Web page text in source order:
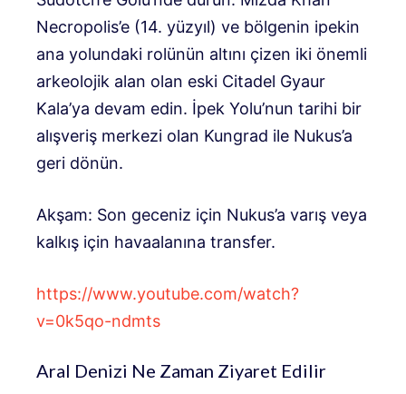
Necropolis’e (14. yüzyıl) ve bölgenin ipekin
ana yolundaki rolünün altını çizen iki önemli
arkeolojik alan olan eski Citadel Gyaur
Kala’ya devam edin. İpek Yolu’nun tarihi bir
alışveriş merkezi olan Kungrad ile Nukus’a
geri dönün.
Akşam: Son geceniz için Nukus’a varış veya
kalkış için havaalanına transfer.
https://www.youtube.com/watch?
v=0k5qo-ndmts
Aral Denizi Ne Zaman Ziyaret Edilir